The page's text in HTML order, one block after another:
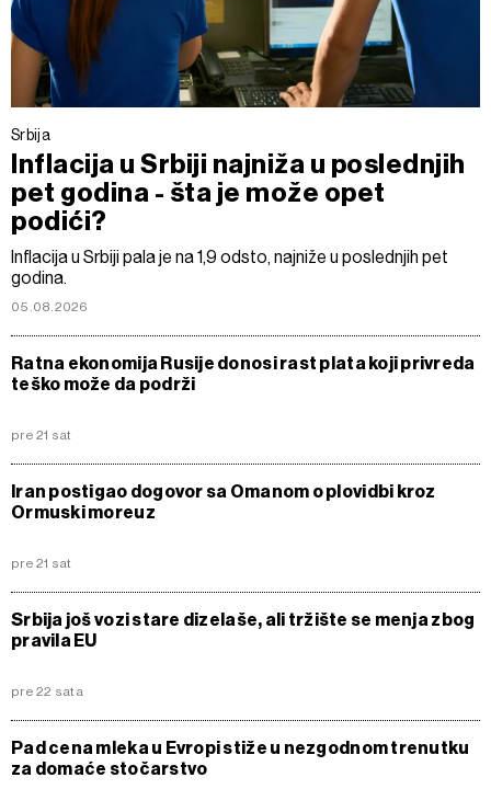
Srbija
Inflacija u Srbiji najniža u poslednjih
pet godina - šta je može opet
podići?
Inflacija u Srbiji pala je na 1,9 odsto, najniže u poslednjih pet
godina.
05.08.2026
Ratna ekonomija Rusije donosi rast plata koji privreda
teško može da podrži
pre 21 sat
Iran postigao dogovor sa Omanom o plovidbi kroz
Ormuski moreuz
pre 21 sat
Srbija još vozi stare dizelaše, ali tržište se menja zbog
pravila EU
pre 22 sata
Pad cena mleka u Evropi stiže u nezgodnom trenutku
za domaće stočarstvo